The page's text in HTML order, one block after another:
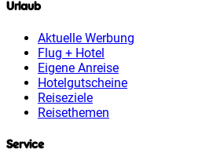
Urlaub
Aktuelle Werbung
Flug + Hotel
Eigene Anreise
Hotelgutscheine
Reiseziele
Reisethemen
Service